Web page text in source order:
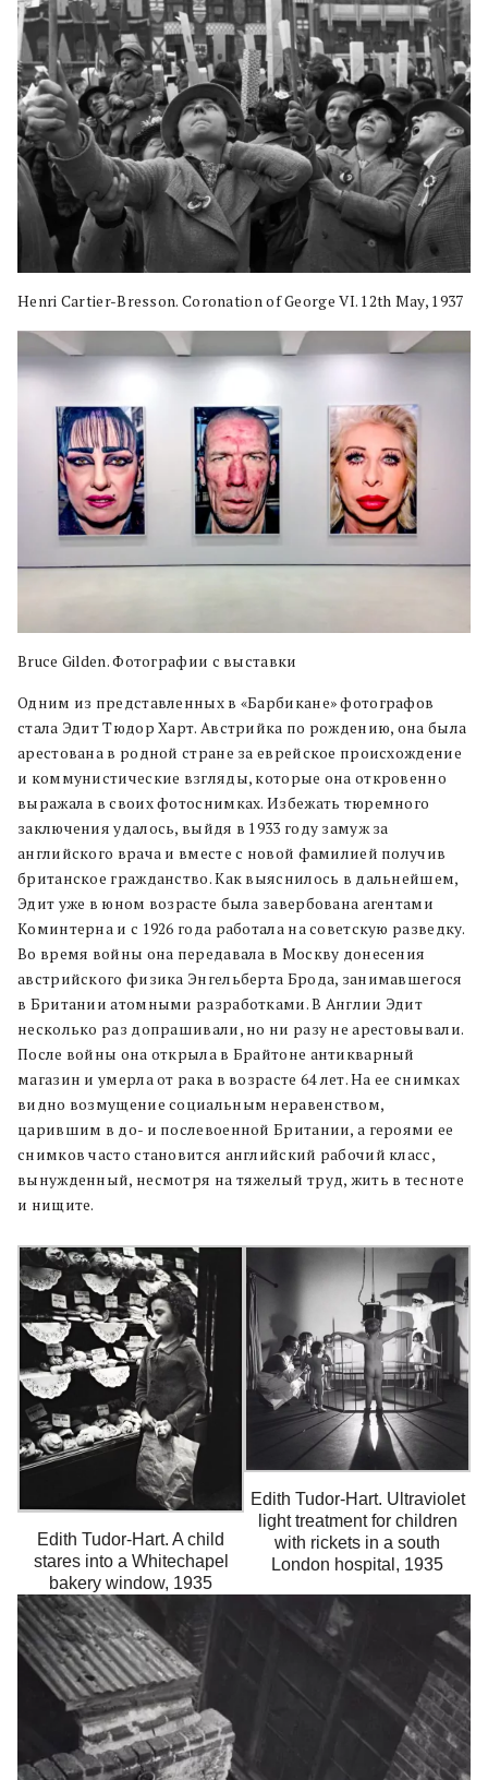
Henri Cartier-Bresson. Coronation of George VI. 12th May, 1937
Bruce Gilden. Фотографии с выставки
Одним из представленных в «Барбикане» фотографов
стала Эдит Тюдор Харт. Австрийка по рождению, она была
арестована в родной стране за еврейское происхождение
и коммунистические взгляды, которые она откровенно
выражала в своих фотоснимках. Избежать тюремного
заключения удалось, выйдя в 1933 году замуж за
английского врача и вместе с новой фамилией получив
британское гражданство. Как выяснилось в дальнейшем,
Эдит уже в юном возрасте была завербована агентами
Коминтерна и с 1926 года работала на советскую разведку.
Во время войны она передавала в Москву донесения
австрийского физика Энгельберта Брода, занимавшегося
в Британии атомными разработками. В Англии Эдит
несколько раз допрашивали, но ни разу не арестовывали.
После войны она открыла в Брайтоне антикварный
магазин и умерла от рака в возрасте 64 лет. На ее снимках
видно возмущение социальным неравенством,
царившим в до- и послевоенной Британии, а героями ее
снимков часто становится английский рабочий класс,
вынужденный, несмотря на тяжелый труд, жить в тесноте
и нищите.
Edith Tudor-Hart. A child
stares into a Whitechapel
bakery window, 1935
Edith Tudor-Hart. Ultraviolet
light treatment for children
with rickets in a south
London hospital, 1935